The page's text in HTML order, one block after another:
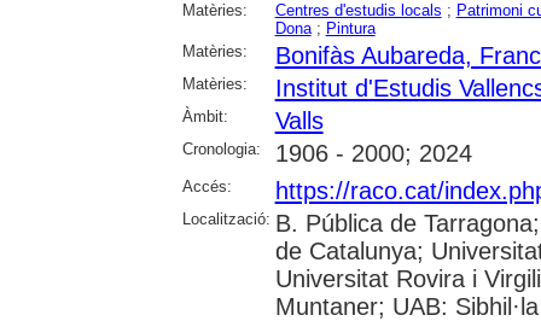
Matèries: Centres d'estudis locals ; Patrimoni
Dona; Pintura
Matèries:
Bonifàs Aubareda,
Matèries: Institut d'Estudis
Àmbit: Valls
Cronologia: 1906 - 2000; 2024
Accés: https://raco.cat/
Localització: B. Pública de
de Catalunya;
Universitat Rovira i
Muntaner; UAB: Sibhil·la